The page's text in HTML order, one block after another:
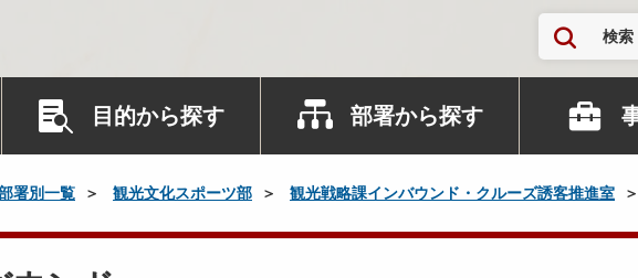
検索
目的から探す 部署から探す
署別一覧 観光文化スポーツ部 観光戦略課インバウンド・クルーズ誘客推進室